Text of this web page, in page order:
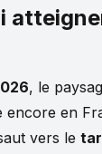
, le
encore en
vers le